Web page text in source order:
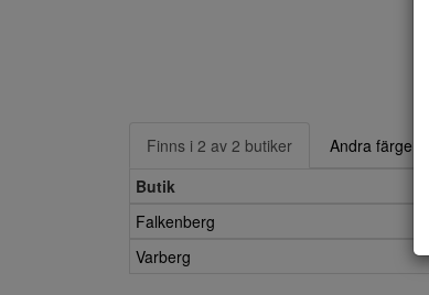
Finns i 2 av 2 butiker
Andra färger
Butik
Falkenberg
Varberg